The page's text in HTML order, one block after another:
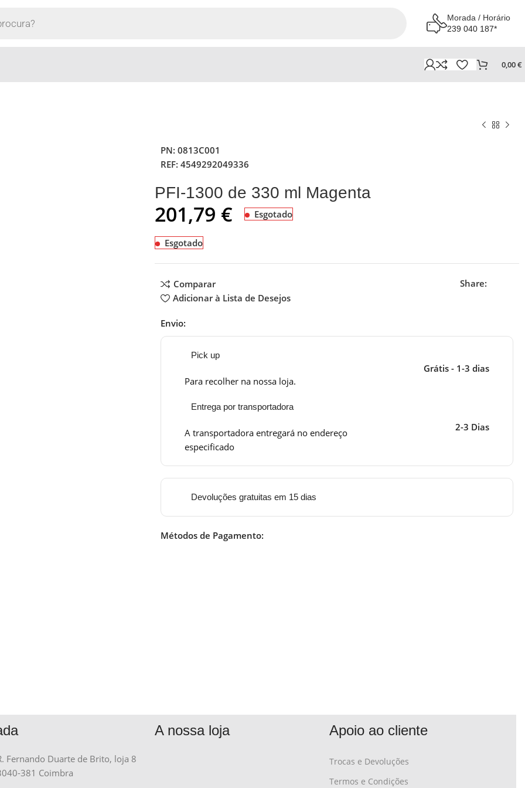
Morada / Horário
239 040 187*
0,00€
PN: 0813C001
REF: 4549292049336
PFI-1300 de 330 ml Magenta
201,79 € Esgotado
Esgotado
Comparar
Adicionar à Lista de Desejos
Share:
Envio:
Pick up
Para recolher na nossa loja.
Grátis - 1-3 dias
Entrega por transportadora
A transportadora entregará no endereço
especificado
2-3 Dias
Devoluções gratuitas em 15 dias
Métodos de Pagamento:
Fernando Duarte de Brito, loja 8
381 Coimbra
A nossa loja Apoio ao cliente
Trocas e Devoluções
Termos e Condições